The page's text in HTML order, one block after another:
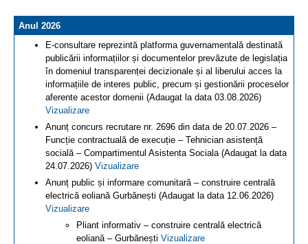
Anul 2026
E-consultare reprezintă platforma guvernamentală destinată
publicării informațiilor și documentelor prevăzute de legislația
în domeniul transparenței decizionale și al liberului acces la
informațiile de interes public, precum și gestionării proceselor
aferente acestor domenii (Adaugat la data 03.08.2026)
Vizualizare
Anunț concurs recrutare nr. 2696 din data de 20.07.2026 –
Funcție contractuală de execuție – Tehnician asistență
socială – Compartimentul Asistenta Sociala (Adaugat la data
24.07.2026) Vizualizare
Anunț public și informare comunitară – construire centrală
electrică eoliană Gurbănești (Adaugat la data 12.06.2026)
Vizualizare
Pliant informativ – construire centrală electrică
eoliană – Gurbănești Vizualizare